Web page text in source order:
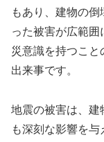
もあり、建物の
った被害が広範
災意識を持つこと
出来事です。
地震の被害は、建
も深刻な影響を